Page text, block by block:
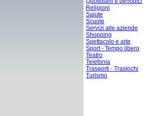
Religioni
Salute
Scuole
Servizi alle aziende
Shopping
Spettacolo e arte
Sport - Tempo libero
Teatro
Telefonia
Trasporti - Traslochi
Turismo